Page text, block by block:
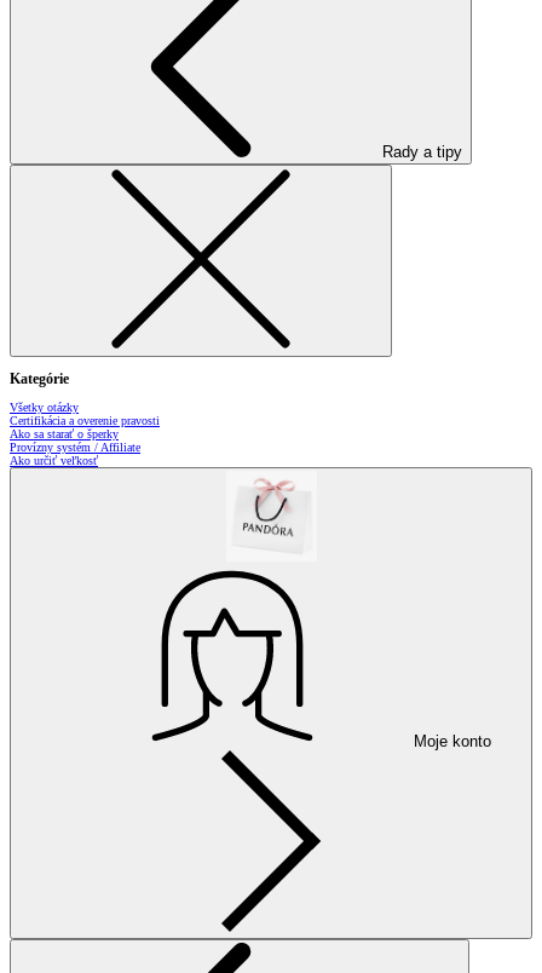
Rady a tipy
Kategórie
Všetky otázky
Certifikácia a overenie pravosti
Ako sa starať o šperky
Provízny systém / Affiliate
Ako určiť veľkosť
Moje konto